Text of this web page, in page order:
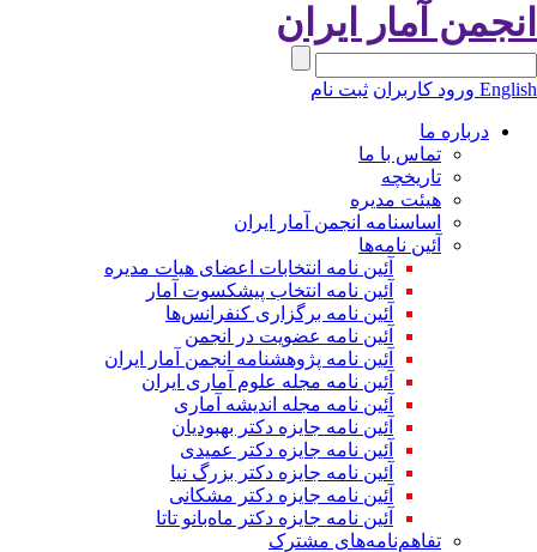
آمار ایران
ورود کاربران ثبت نام
درباره ما
تماس با ما
تاریخچه
هیئت مدیره
اساسنامه انجمن آمار ایران
آئین نامه‌ها
آئین نامه انتخابات اعضای هیات مدیره
آئین نامه انتخاب پیشکسوت آمار
آئین نامه برگزاری کنفرانس‌ها
آئین نامه عضویت در انجمن
آئین نامه پژوهشنامه انجمن آمار ایران
آئین نامه مجله علوم آماری ایران
آئین نامه مجله اندیشه آماری
آئین‌ نامه جایزه دکتر بهبودیان
آئین نامه جایزه دکتر عمیدی
آئین نامه جایزه دکتر بزرگ نیا
آئین نامه جایزه دکتر مشکانی
آئین نامه جایزه دکتر ماه‌بانو تاتا
تفاهم‌نامه‌های مشترک